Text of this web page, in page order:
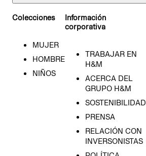
Colecciones
MUJER
HOMBRE
NIÑOS
Información
corporativa
TRABAJAR EN
H&M
ACERCA DEL
GRUPO H&M
SOSTENIBILIDAD
PRENSA
RELACIÓN CON
INVERSONISTAS